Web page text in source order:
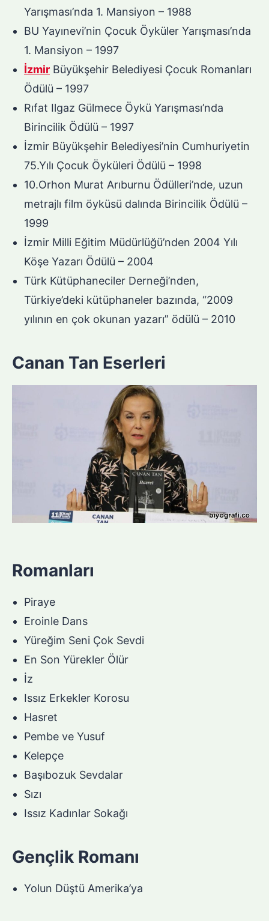
Yarışması’nda 1. Mansiyon – 1988
BU Yayınevi’nin Çocuk Öyküler Yarışması’nda
1. Mansiyon – 1997
İzmir Büyükşehir Belediyesi Çocuk Romanları
Ödülü – 1997
Rıfat Ilgaz Gülmece Öykü Yarışması’nda
Birincilik Ödülü – 1997
İzmir Büyükşehir Belediyesi’nin Cumhuriyetin
75.Yılı Çocuk Öyküleri Ödülü – 1998
10.Orhon Murat Arıburnu Ödülleri’nde, uzun
metrajlı film öyküsü dalında Birincilik Ödülü –
1999
İzmir Milli Eğitim Müdürlüğü’nden 2004 Yılı
Köşe Yazarı Ödülü – 2004
Türk Kütüphaneciler Derneği’nden,
Türkiye’deki kütüphaneler bazında, “2009
yılının en çok okunan yazarı” ödülü – 2010
Canan Tan Eserleri
Romanları
Piraye
Eroinle Dans
Yüreğim Seni Çok Sevdi
En Son Yürekler Ölür
İz
Issız Erkekler Korosu
Hasret
Pembe ve Yusuf
Kelepçe
Başıbozuk Sevdalar
Sızı
Issız Kadınlar Sokağı
Gençlik Romanı
Yolun Düştü Amerika’ya